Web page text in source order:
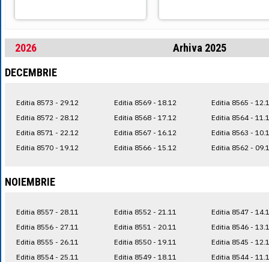
2026
Arhiva 2025
DECEMBRIE
Editia 8573 - 29.12
Editia 8572 - 28.12
Editia 8571 - 22.12
Editia 8570 - 19.12
Editia 8569 - 18.12
Editia 8568 - 17.12
Editia 8567 - 16.12
Editia 8566 - 15.12
Editia 8565 -
Editia 8564 -
Editia 8563 -
Editia 8562 -
NOIEMBRIE
Editia 8557 - 28.11
Editia 8556 - 27.11
Editia 8555 - 26.11
Editia 8554 - 25.11
Editia 8552 - 21.11
Editia 8551 - 20.11
Editia 8550 - 19.11
Editia 8549 - 18.11
Editia 8547 -
Editia 8546 -
Editia 8545 -
Editia 8544 -